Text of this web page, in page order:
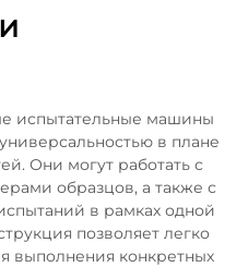
испытательные машины
в плане
Они могут работать с
образцов, а также с
в рамках одной
позволяет легко
выполнения конкретных